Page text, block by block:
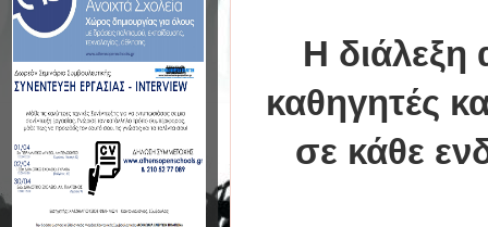
Η διάλεξη
καθηγητές
σε κάθε